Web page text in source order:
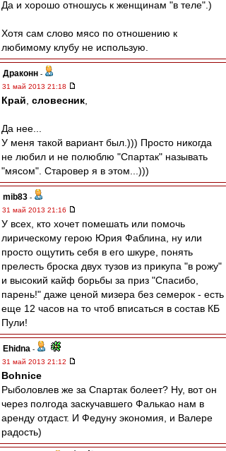
Да и хорошо отношусь к женщинам "в теле".)
Хотя сам слово мясо по отношению к
любимому клубу не использую.
Драконн -
31 май 2013 21:18
Край словесник
Да нее...
У меня такой вариант был.))) Просто никогда
не любил и не полюблю "Спартак" называть
"мясом". Старовер я в этом...)))
mib83 -
31 май 2013 21:16
У всех, кто хочет помешать или помочь
лирическому герою Юрия Фаблина, ну или
просто ощутить себя в его шкуре, понять
прелесть броска двух тузов из прикупа "в рожу"
и высокий кайф борьбы за приз "Спасибо,
парень!" даже ценой мизера без семерок - есть
еще 12 часов на то чтоб вписаться в состав КБ
Пули!
Ehidna -
31 май 2013 21:12
Bohnice
Рыболовлев же за Спартак болеет? Ну, вот он
через полгода заскучавшего Фалькао нам в
аренду отдаст. И Федуну экономия, и Валере
радость)